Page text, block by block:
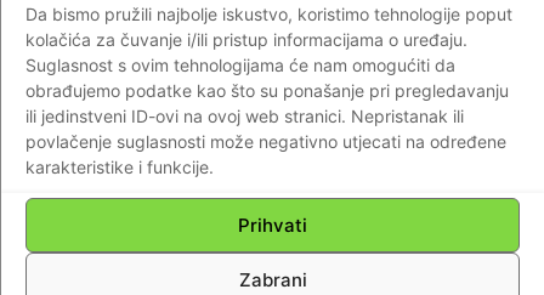
Da bismo pružili najbolje iskustvo, koristimo tehnologije poput
kolačića za čuvanje i/ili pristup informacijama o uređaju.
Suglasnost s ovim tehnologijama će nam omogućiti da
obrađujemo podatke kao što su ponašanje pri pregledavanju
ili jedinstveni ID-ovi na ovoj web stranici. Nepristanak ili
povlačenje suglasnosti može negativno utjecati na određene
karakteristike i funkcije.
Prihvati
Zabrani
Impressum Kontaktirajte nas Pravila o privatnosti
© Newspaper WordPress Theme by TagDiv